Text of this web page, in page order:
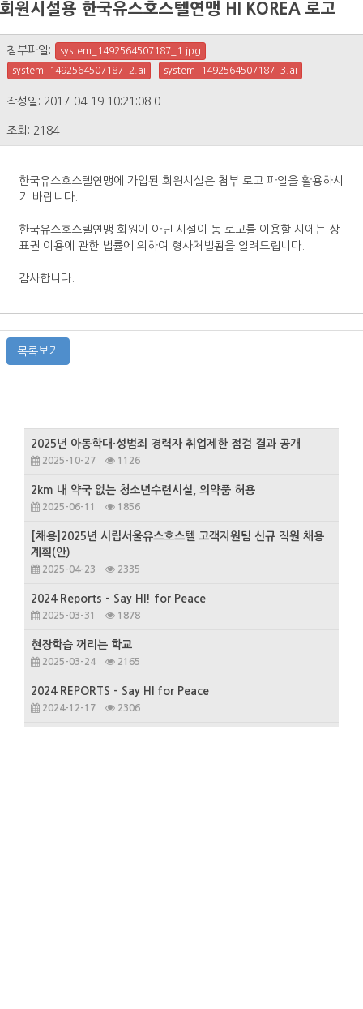
회원시설용 한국유스호스텔연맹 HI KOREA 로고
첨부파일:
system_1492564507187_1.jpg
system_1492564507187_2.ai
system_1492564507187_3.ai
작성일: 2017-04-19 10:21:08.0
조회: 2184
한국유스호스텔연맹에 가입된 회원시설은 첨부 로고 파일을 활용하시
기 바랍니다.
한국유스호스텔연맹 회원이 아닌 시설이 동 로고를 이용할 시에는 상
표권 이용에 관한 법률에 의하여 형사처벌됨을 알려드립니다.
감사합니다.
목록보기